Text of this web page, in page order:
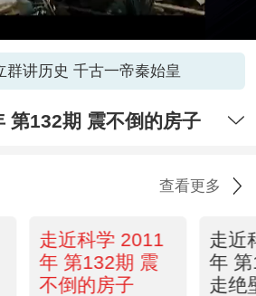
群讲历史 千古一帝秦始皇
第132期 震不倒的房子
查看更多
走近科学 2011
年 第132期 震
不倒的房子
走近
年
走绝